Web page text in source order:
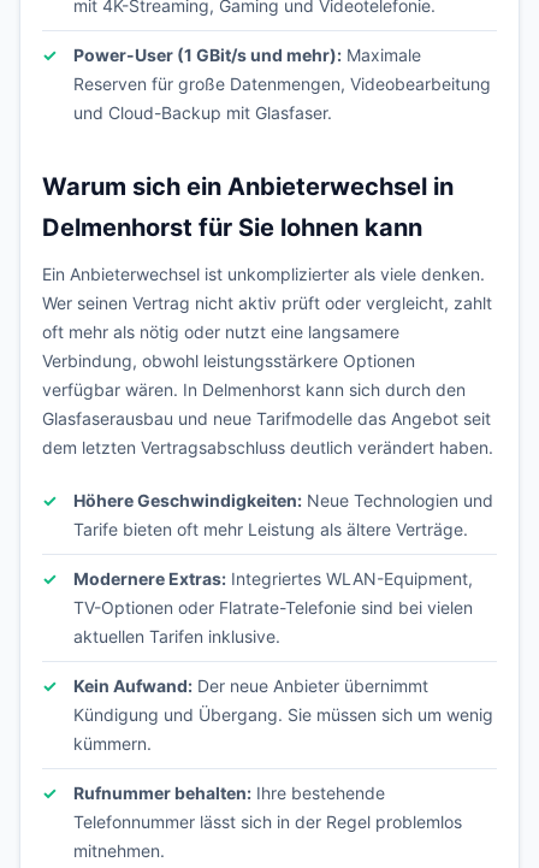
mit 4K-Streaming, Gaming und Videotelefonie.
Power-User (1 GBit/s und mehr): Maximale
Reserven für große Datenmengen, Videobearbeitung
und Cloud-Backup mit Glasfaser.
Warum sich ein Anbieterwechsel in
Delmenhorst für Sie lohnen kann
Ein Anbieterwechsel ist unkomplizierter als viele denken.
Wer seinen Vertrag nicht aktiv prüft oder vergleicht, zahlt
oft mehr als nötig oder nutzt eine langsamere
Verbindung, obwohl leistungsstärkere Optionen
verfügbar wären. In Delmenhorst kann sich durch den
Glasfaserausbau und neue Tarifmodelle das Angebot seit
dem letzten Vertragsabschluss deutlich verändert haben.
Höhere Geschwindigkeiten: Neue Technologien und
Tarife bieten oft mehr Leistung als ältere Verträge.
Modernere Extras: Integriertes WLAN-Equipment,
TV-Optionen oder Flatrate-Telefonie sind bei vielen
aktuellen Tarifen inklusive.
Kein Aufwand: Der neue Anbieter übernimmt
Kündigung und Übergang. Sie müssen sich um wenig
kümmern.
Rufnummer behalten: Ihre bestehende
Telefonnummer lässt sich in der Regel problemlos
mitnehmen.